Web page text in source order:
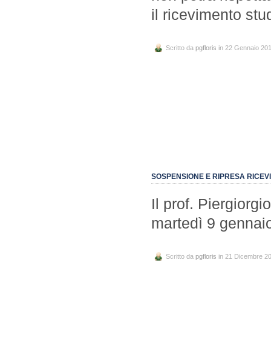
il ricevimento
Scritto da pgfloris in 22 Gennaio
SOSPENSIONE E RIPRESA
Il prof.
martedì 9
Scritto da pgfloris in 21 Dicembre